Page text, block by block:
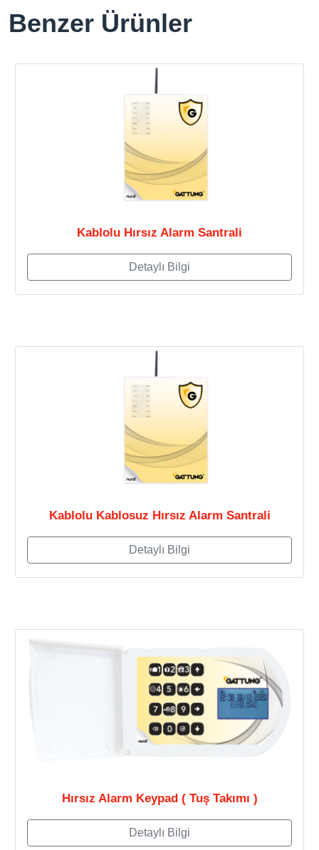
Benzer Ürünler
Kablolu Hırsız Alarm Santrali
Detaylı Bilgi
Kablolu Kablosuz Hırsız Alarm Santrali
Detaylı Bilgi
Hırsız Alarm Keypad ( Tuş Takımı )
Detaylı Bilgi